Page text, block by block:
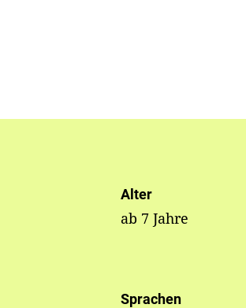
Alter
ab 7 Jahre
Sprachen